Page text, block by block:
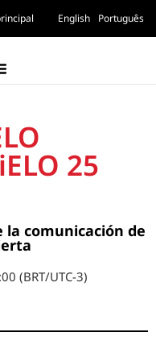
English Português
25
comunicación de
(BRT/UTC-3)